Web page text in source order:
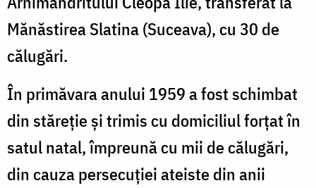
Mănăstirea Slatina (Suceava), cu 30 de
călugări.
În primăvara anului 1959 a fost schimbat
din stăreţie şi trimis cu domiciliul forţat în
satul natal, împreună cu mii de călugări,
din cauza persecuţiei ateiste din anii